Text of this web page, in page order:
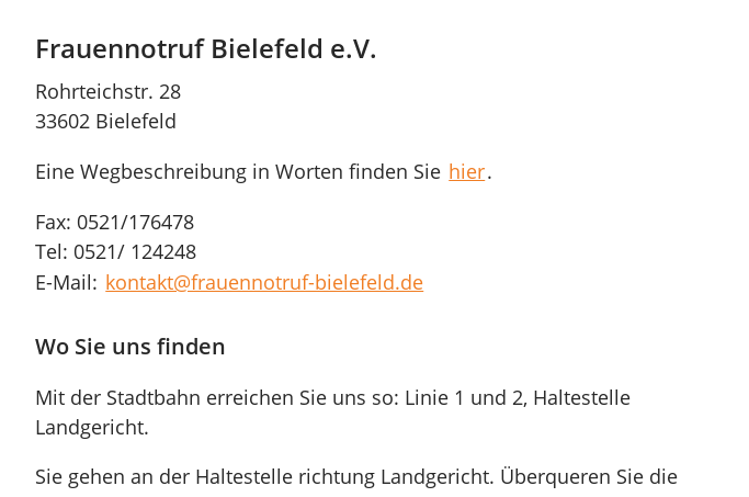
Frauennotruf Bielefeld e.V.
Rohrteichstr. 28
33602 Bielefeld
Eine Wegbeschreibung in Worten finden Sie hier.
Fax: 0521/176478
Tel: 0521/ 124248
E-Mail: kontakt@frauennotruf-bielefeld.de
Wo Sie uns finden
Mit der Stadtbahn erreichen Sie uns so: Linie 1 und 2, Haltestelle
Landgericht.
Sie gehen an der Haltestelle richtung Landgericht. Überqueren Sie die